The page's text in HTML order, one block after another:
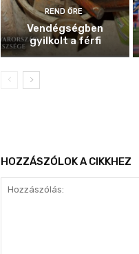
REND ŐRE
Vendégségben
gyilkolt a férfi
HOZZÁSZÓLOK A CIKKHEZ